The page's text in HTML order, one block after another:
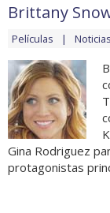
Brittany
Películas Noticias
Gina Rodriguez
protagonistas